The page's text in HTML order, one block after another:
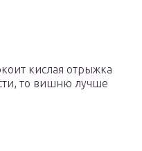
кислая отрыжка
то вишню лучше